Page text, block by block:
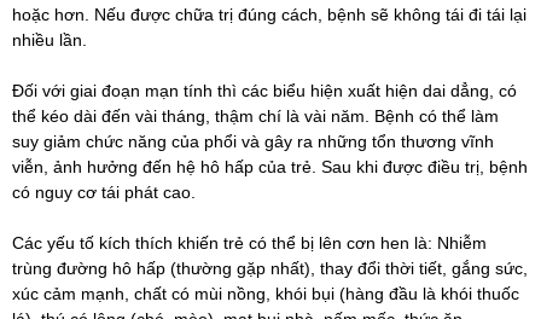
hoặc hơn. Nếu được chữa trị đúng cách, bệnh sẽ không tái đi tái lại
nhiều lần.
Đối với giai đoạn mạn tính thì các biểu hiện xuất hiện dai dẳng, có
thể kéo dài đến vài tháng, thậm chí là vài năm. Bệnh có thể làm
suy giảm chức năng của phổi và gây ra những tổn thương vĩnh
viễn, ảnh hưởng đến hệ hô hấp của trẻ. Sau khi được điều trị, bệnh
có nguy cơ tái phát cao.
Các yếu tố kích thích khiến trẻ có thể bị lên cơn hen là: Nhiễm
trùng đường hô hấp (thường gặp nhất), thay đổi thời tiết, gắng sức,
xúc cảm mạnh, chất có mùi nồng, khói bụi (hàng đầu là khói thuốc